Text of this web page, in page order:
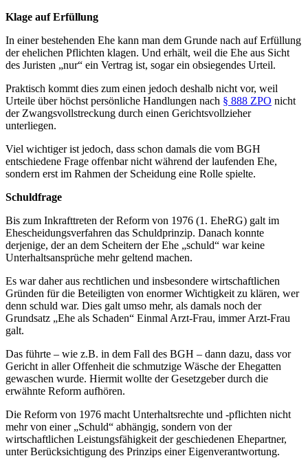
Klage auf Erfüllung
In einer bestehenden Ehe kann man dem Grunde nach auf Erfüllung
der ehelichen Pflichten klagen. Und erhält, weil die Ehe aus Sicht
des Juristen „nur“ ein Vertrag ist, sogar ein obsiegendes Urteil.
Praktisch kommt dies zum einen jedoch deshalb nicht vor, weil
Urteile über höchst persönliche Handlungen nach § 888 ZPO nicht
der Zwangsvollstreckung durch einen Gerichtsvollzieher
unterliegen.
Viel wichtiger ist jedoch, dass schon damals die vom BGH
entschiedene Frage offenbar nicht während der laufenden Ehe,
sondern erst im Rahmen der Scheidung eine Rolle spielte.
Schuldfrage
Bis zum Inkrafttreten der Reform von 1976 (1. EheRG) galt im
Ehescheidungsverfahren das Schuldprinzip. Danach konnte
derjenige, der an dem Scheitern der Ehe „schuld“ war keine
Unterhaltsansprüche mehr geltend machen.
Es war daher aus rechtlichen und insbesondere wirtschaftlichen
Gründen für die Beteiligten von enormer Wichtigkeit zu klären, wer
denn schuld war. Dies galt umso mehr, als damals noch der
Grundsatz „Ehe als Schaden“ Einmal Arzt-Frau, immer Arzt-Frau
galt.
Das führte – wie z.B. in dem Fall des BGH – dann dazu, dass vor
Gericht in aller Offenheit die schmutzige Wäsche der Ehegatten
gewaschen wurde. Hiermit wollte der Gesetzgeber durch die
erwähnte Reform aufhören.
Die Reform von 1976 macht Unterhaltsrechte und -pflichten nicht
mehr von einer „Schuld“ abhängig, sondern von der
wirtschaftlichen Leistungsfähigkeit der geschiedenen Ehepartner,
unter Berücksichtigung des Prinzips einer Eigenverantwortung.